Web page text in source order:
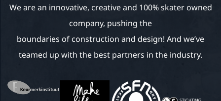
We are an innovative, creative and 100% skater owned
company, pushing the
boundaries of construction and design! And we’ve
teamed up with the best partners in the industry.